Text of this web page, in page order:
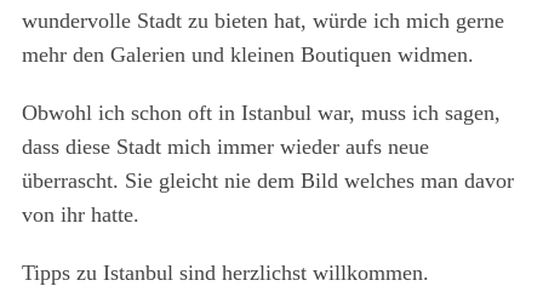
wundervolle Stadt zu bieten hat, würde ich mich gerne
mehr den Galerien und kleinen Boutiquen widmen.
Obwohl ich schon oft in Istanbul war, muss ich sagen,
dass diese Stadt mich immer wieder aufs neue
überrascht. Sie gleicht nie dem Bild welches man davor
von ihr hatte.
Tipps zu Istanbul sind herzlichst willkommen.